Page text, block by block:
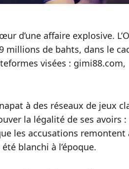
d’une affaire explosive.
millions de bahts, dans le
visées : gimi88.com,
à des réseaux de jeux
la légalité de ses avoirs
les accusations remontent
blanchi à l’époque.